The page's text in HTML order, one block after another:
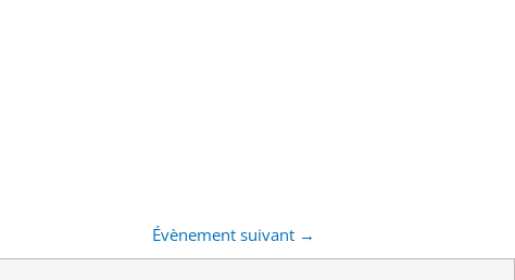
Évènement suivant →